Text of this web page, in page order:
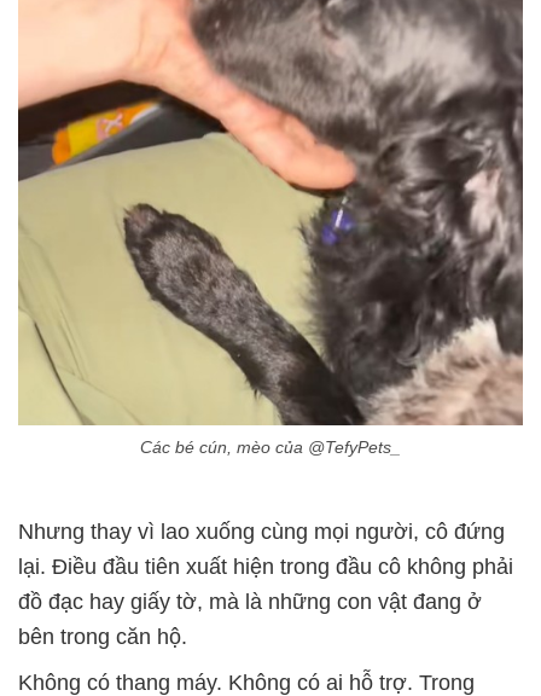
Các bé cún, mèo của @TefyPets_
Nhưng thay vì lao xuống cùng mọi người, cô đứng
lại. Điều đầu tiên xuất hiện trong đầu cô không phải
đồ đạc hay giấy tờ, mà là những con vật đang ở
bên trong căn hộ.
Không có thang máy. Không có ai hỗ trợ. Trong